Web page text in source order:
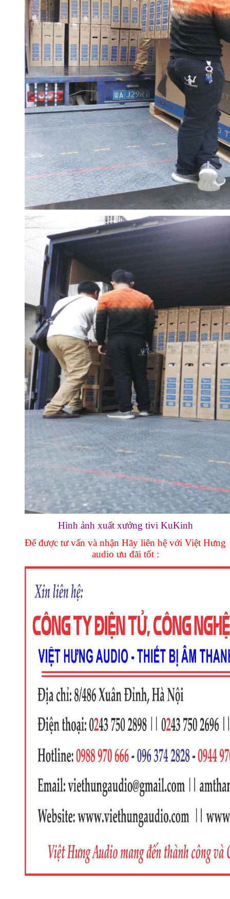
Hình ảnh xuất xưởng tivi KuKinh
Để được tư vấn và nhận Hãy liên hệ với Việt Hưng
audio ưu đãi tốt :